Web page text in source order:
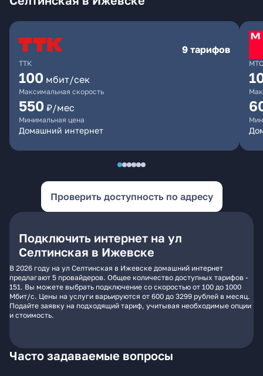
ТТК
9 тарифов
100 мбит/сек
Максимальная скорость
550 ₽/мес
Минимальная цена
Домашний интернет
МТС
Проверить доступность по адресу
Подключить интернет на ул
Селтинская в Ижевске
В 2026 году на ул Селтинская в Ижевске домашний интернет
предлагают 5 провайдеров. Общее количество доступных тарифов -
151. Вы можете выбрать подключение со скоростью от 100 до 1000
Мбит/с. Цены на услуги варьируются от 600 до 3299 рублей в месяц.
Подайте заявку на подходящий тариф, учитывая необходимые опции
и стоимость.
Часто задаваемые вопросы